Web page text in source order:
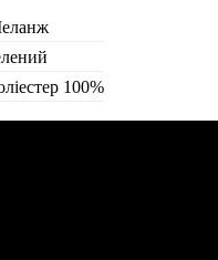
100%